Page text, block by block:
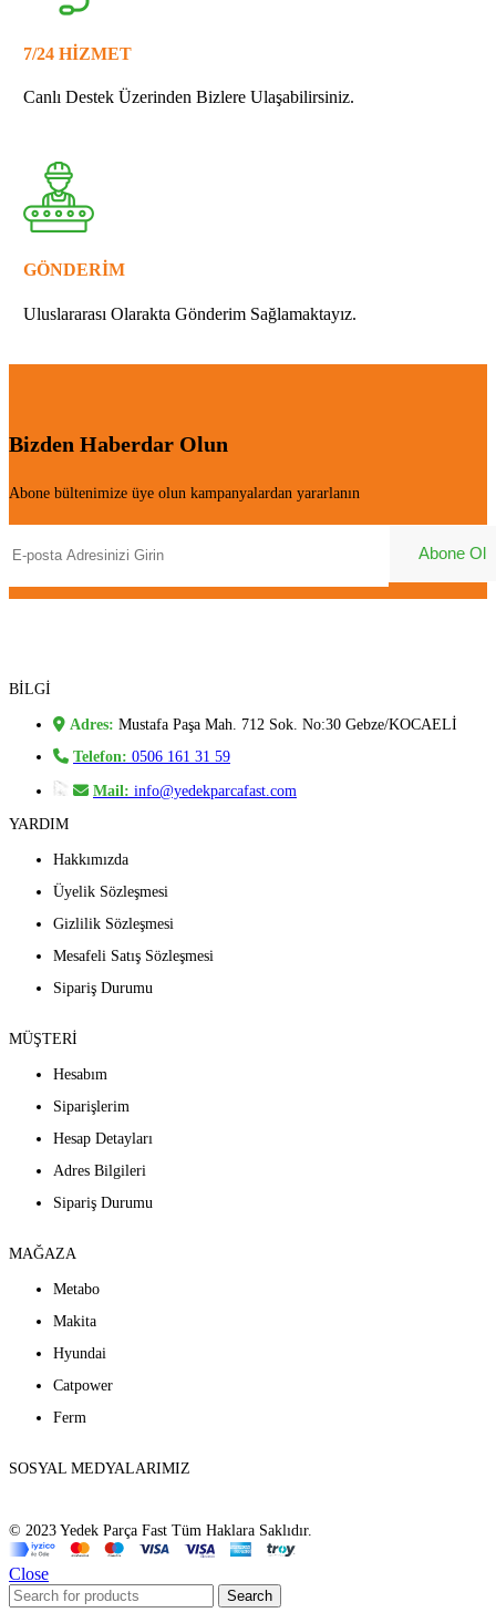
7/24 HİZMET
Canlı Destek Üzerinden Bizlere Ulaşabilirsiniz.
GÖNDERİM
Uluslararası Olarakta Gönderim Sağlamaktayız.
Bizden Haberdar Olun
Abone bültenimize üye olun kampanyalardan yararlanın
BİLGİ
Adres: Mustafa Paşa Mah. 712 Sok. No:30 Gebze/KOCAELİ
Telefon: 0506 161 31 59
Mail: info@yedekparcafast.com
YARDIM
Hakkımızda
Üyelik Sözleşmesi
Gizlilik Sözleşmesi
Mesafeli Satış Sözleşmesi
Sipariş Durumu
MÜŞTERİ
Hesabım
Siparişlerim
Hesap Detayları
Adres Bilgileri
Sipariş Durumu
MAĞAZA
Metabo
Makita
Hyundai
Catpower
Ferm
SOSYAL MEDYALARIMIZ
© 2023 Yedek Parça Fast Tüm Haklara Saklıdır.
Close
Search